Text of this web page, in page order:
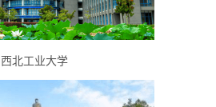
西北工业大学